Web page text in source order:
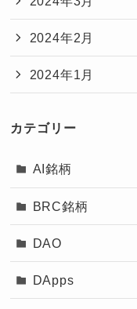
2024年2月
2024年1月
カテゴリー
AI銘柄
BRC銘柄
DAO
DApps